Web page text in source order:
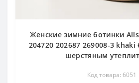
Женские зимние ботинки
204720 202687 269008-3
шерстяным
Код товара: 6051